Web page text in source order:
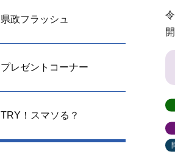
県政フラッシュ
プレゼントコーナー
TRY！スマソる？